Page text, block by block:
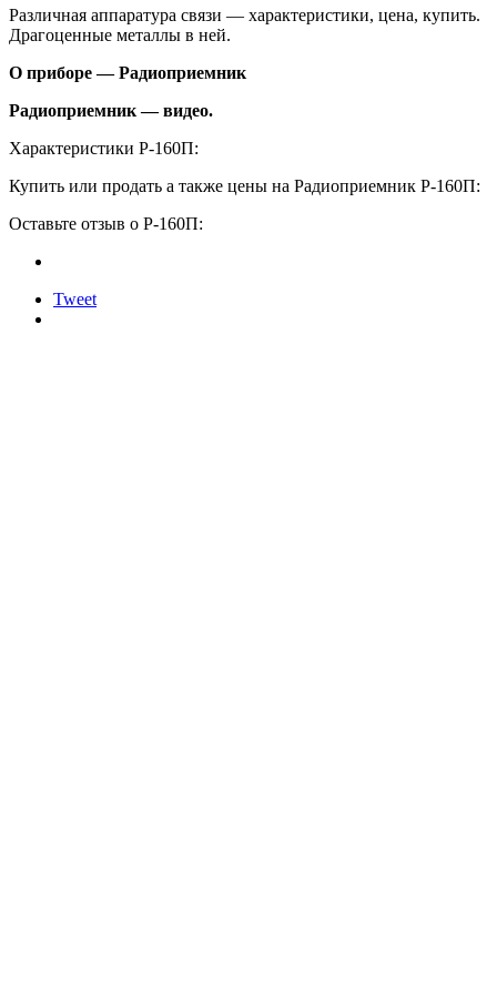
Различная аппаратура связи — характеристики, цена, купить.
Драгоценные металлы в ней.
О приборе — Радиоприемник
Радиоприемник — видео.
Характеристики Р-160П:
Купить или продать а также цены на Радиоприемник Р-160П:
Оставьте отзыв о Р-160П:
Tweet